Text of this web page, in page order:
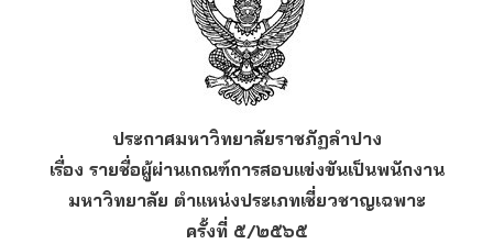
ประกาศมหาวิทยาลัยราชภัฏลำปาง
เรื่อง รายชื่อผู้ผ่านเกณฑ์การสอบแข่งขันเป็นพนักงาน
มหาวิทยาลัย ตำแหน่งประเภทเชี่ยวชาญเฉพาะ
ครั้งที่ ๕/๒๕๖๕